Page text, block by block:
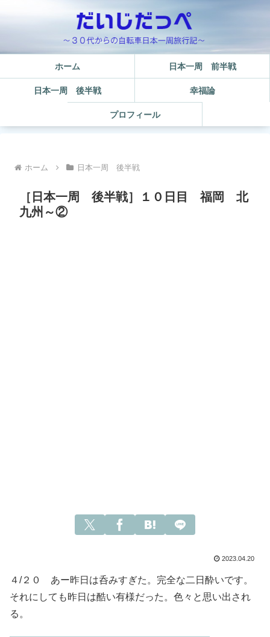
ホーム 日本一周 前半戦
日本一周 後半戦 幸福論
プロフィール
ホーム 日本一周 後半戦
［日本一周 後半戦］１０日目 福岡 北
九州～②
2023.04.20
４/２０ あー昨日は呑みすぎた。完全な二日酔いです。
それにしても昨日は酷い有様だった。色々と思い出され
る。